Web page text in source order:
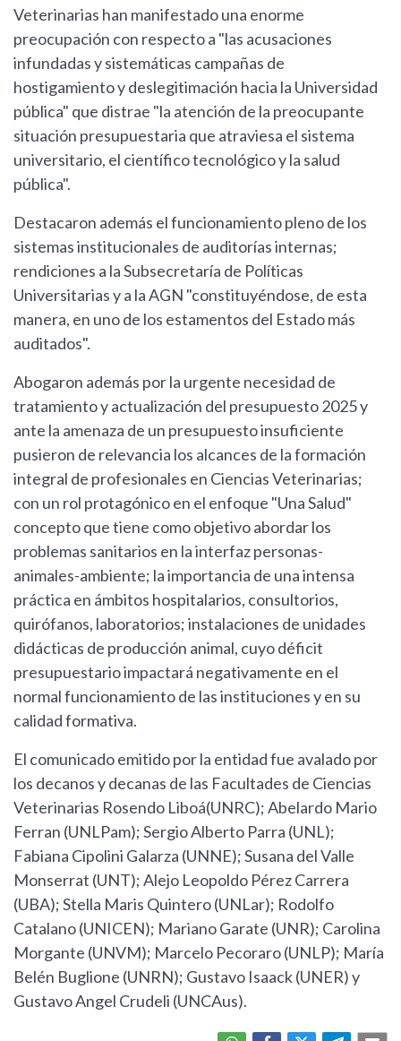
Veterinarias han manifestado una enorme
preocupación con respecto a "las acusaciones
infundadas y sistemáticas campañas de
hostigamiento y deslegitimación hacia la Universidad
pública" que distrae "la atención de la preocupante
situación presupuestaria que atraviesa el sistema
universitario, el científico tecnológico y la salud
pública".
Destacaron además el funcionamiento pleno de los
sistemas institucionales de auditorías internas;
rendiciones a la Subsecretaría de Políticas
Universitarias y a la AGN "constituyéndose, de esta
manera, en uno de los estamentos del Estado más
auditados".
Abogaron además por la urgente necesidad de
tratamiento y actualización del presupuesto 2025 y
ante la amenaza de un presupuesto insuficiente
pusieron de relevancia los alcances de la formación
integral de profesionales en Ciencias Veterinarias;
con un rol protagónico en el enfoque "Una Salud"
concepto que tiene como objetivo abordar los
problemas sanitarios en la interfaz personas-
animales-ambiente; la importancia de una intensa
práctica en ámbitos hospitalarios, consultorios,
quirófanos, laboratorios; instalaciones de unidades
didácticas de producción animal, cuyo déficit
presupuestario impactará negativamente en el
normal funcionamiento de las instituciones y en su
calidad formativa.
El comunicado emitido por la entidad fue avalado por
los decanos y decanas de las Facultades de Ciencias
Veterinarias Rosendo Liboá(UNRC); Abelardo Mario
Ferran (UNLPam); Sergio Alberto Parra (UNL);
Fabiana Cipolini Galarza (UNNE); Susana del Valle
Monserrat (UNT); Alejo Leopoldo Pérez Carrera
(UBA); Stella Maris Quintero (UNLar); Rodolfo
Catalano (UNICEN); Mariano Garate (UNR); Carolina
Morgante (UNVM); Marcelo Pecoraro (UNLP); María
Belén Buglione (UNRN); Gustavo Isaack (UNER) y
Gustavo Angel Crudeli (UNCAus).